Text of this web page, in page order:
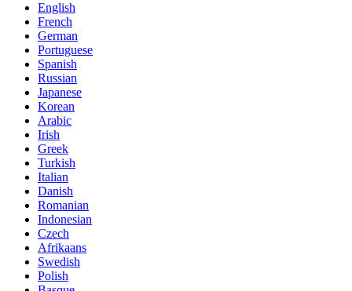
English
French
German
Portuguese
Spanish
Russian
Japanese
Korean
Arabic
Irish
Greek
Turkish
Italian
Danish
Romanian
Indonesian
Czech
Afrikaans
Swedish
Polish